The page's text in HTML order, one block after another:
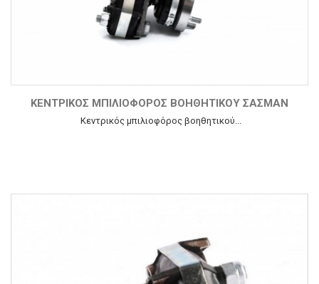
ΚΕΝΤΡΙΚΌΣ ΜΠΙΛΙΟΦΌΡΟΣ ΒΟΗΘΗΤΙΚΟΎ ΣΑΣΜΆΝ
Κεντρικός μπιλιοφόρος βοηθητικού...